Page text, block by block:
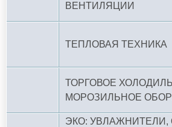
ВЕНТИЛЯЦИИ
ТЕПЛОВАЯ ТЕХНИКА
ТОРГОВОЕ
МОРОЗИЛЬНОЕ
ЭКО: УВЛАЖНИТЕЛИ,